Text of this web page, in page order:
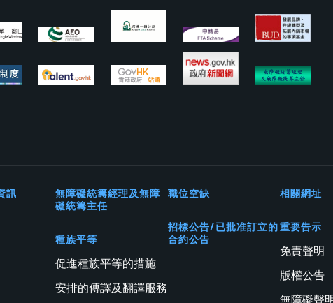
訊
無障礙統籌經理及無障
礙統籌主任
種族平等
促進種族平等的措施
安排的傳譯及翻譯服務
職位空缺
招標公告/已批准訂立的
合約公告
相關網址
重要告示
免責聲明
版權公告
無障礙聲